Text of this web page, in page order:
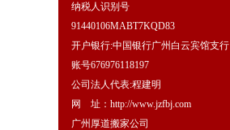
纳税人识别号
91440106MABT7KQD83
开户银行:中国银行广州白云宾馆支行
账号676976118197
公司法人代表:程建明
网 址：http://www.jzfbj.com
广州厚道搬家公司